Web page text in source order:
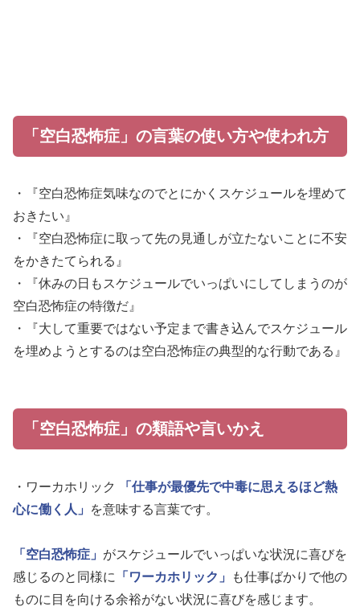
「空白恐怖症」の言葉の使い方や使われ方
・『空白恐怖症気味なのでとにかくスケジュールを埋めて
おきたい』
・『空白恐怖症に取って先の見通しが立たないことに不安
をかきたてられる』
・『休みの日もスケジュールでいっぱいにしてしまうのが
空白恐怖症の特徴だ』
・『大して重要ではない予定まで書き込んでスケジュール
を埋めようとするのは空白恐怖症の典型的な行動である』
「空白恐怖症」の類語や言いかえ
・ワーカホリック
「仕事が最優先で中毒に思えるほど熱
心に働く人」
を意味する言葉です。
「空白恐怖症」 がスケジュールでいっぱいな状況に喜びを
感じるのと同様に
「ワーカホリック」
も仕事ばかりで他の
ものに目を向ける余裕がない状況に喜びを感じます。